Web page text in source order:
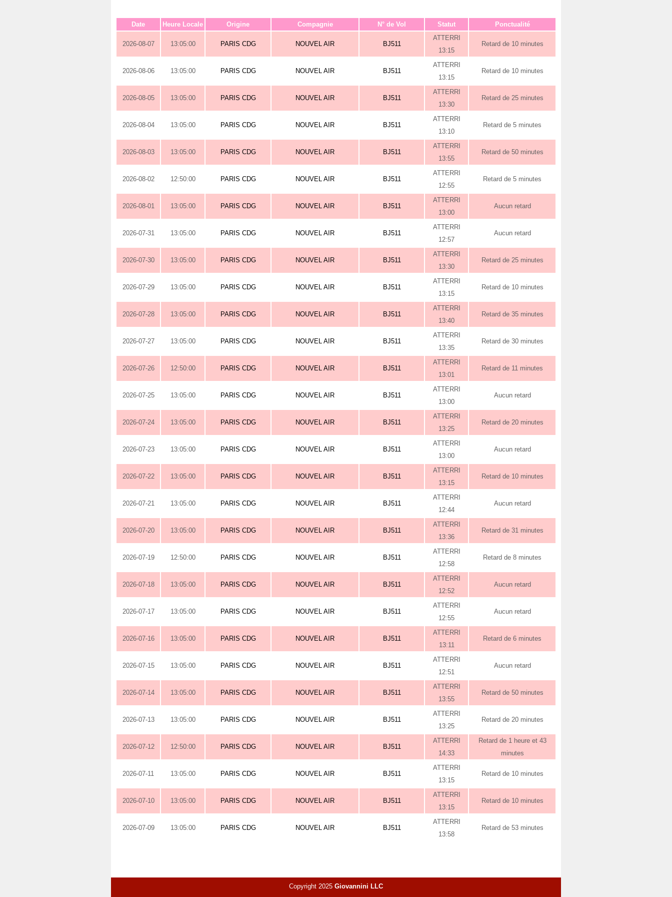
Date Heure Locale Origine Compagnie N° de Vol Statut Ponctualité
2026-08-07 13:05:00 PARIS CDG NOUVEL AIR BJ511
ATTERRI
13:15
Retard de 10 minutes
2026-08-06 13:05:00 PARIS CDG NOUVEL AIR BJ511
ATTERRI
13:15
Retard de 10 minutes
2026-08-05 13:05:00 PARIS CDG NOUVEL AIR BJ511
ATTERRI
13:30
Retard de 25 minutes
2026-08-04 13:05:00 PARIS CDG NOUVEL AIR BJ511
ATTERRI
13:10
Retard de 5 minutes
2026-08-03 13:05:00 PARIS CDG NOUVEL AIR BJ511
ATTERRI
13:55
Retard de 50 minutes
2026-08-02 12:50:00 PARIS CDG NOUVEL AIR BJ511
ATTERRI
12:55
Retard de 5 minutes
2026-08-01 13:05:00 PARIS CDG NOUVEL AIR BJ511
ATTERRI
13:00
Aucun retard
2026-07-31 13:05:00 PARIS CDG NOUVEL AIR BJ511
ATTERRI
12:57
Aucun retard
2026-07-30 13:05:00 PARIS CDG NOUVEL AIR BJ511
ATTERRI
13:30
Retard de 25 minutes
2026-07-29 13:05:00 PARIS CDG NOUVEL AIR BJ511
ATTERRI
13:15
Retard de 10 minutes
2026-07-28 13:05:00 PARIS CDG NOUVEL AIR BJ511
ATTERRI
13:40
Retard de 35 minutes
2026-07-27 13:05:00 PARIS CDG NOUVEL AIR BJ511
ATTERRI
13:35
Retard de 30 minutes
2026-07-26 12:50:00 PARIS CDG NOUVEL AIR BJ511
ATTERRI
13:01
Retard de 11 minutes
2026-07-25 13:05:00 PARIS CDG NOUVEL AIR BJ511
ATTERRI
13:00
Aucun retard
2026-07-24 13:05:00 PARIS CDG NOUVEL AIR BJ511
ATTERRI
13:25
Retard de 20 minutes
2026-07-23 13:05:00 PARIS CDG NOUVEL AIR BJ511
ATTERRI
13:00
Aucun retard
2026-07-22 13:05:00 PARIS CDG NOUVEL AIR BJ511
ATTERRI
13:15
Retard de 10 minutes
2026-07-21 13:05:00 PARIS CDG NOUVEL AIR BJ511
ATTERRI
12:44
Aucun retard
2026-07-20 13:05:00 PARIS CDG NOUVEL AIR BJ511
ATTERRI
13:36
Retard de 31 minutes
2026-07-19 12:50:00 PARIS CDG NOUVEL AIR BJ511
ATTERRI
12:58
Retard de 8 minutes
2026-07-18 13:05:00 PARIS CDG NOUVEL AIR BJ511
ATTERRI
12:52
Aucun retard
2026-07-17 13:05:00 PARIS CDG NOUVEL AIR BJ511
ATTERRI
12:55
Aucun retard
2026-07-16 13:05:00 PARIS CDG NOUVEL AIR BJ511
ATTERRI
13:11
Retard de 6 minutes
2026-07-15 13:05:00 PARIS CDG NOUVEL AIR BJ511
ATTERRI
12:51
Aucun retard
2026-07-14 13:05:00 PARIS CDG NOUVEL AIR BJ511
ATTERRI
13:55
Retard de 50 minutes
2026-07-13 13:05:00 PARIS CDG NOUVEL AIR BJ511
ATTERRI
13:25
Retard de 20 minutes
2026-07-12 12:50:00 PARIS CDG NOUVEL AIR BJ511
ATTERRI
14:33
Retard de 1 heure et 43
minutes
2026-07-11 13:05:00 PARIS CDG NOUVEL AIR BJ511
ATTERRI
13:15
Retard de 10 minutes
2026-07-10 13:05:00 PARIS CDG NOUVEL AIR BJ511
ATTERRI
13:15
Retard de 10 minutes
2026-07-09 13:05:00 PARIS CDG NOUVEL AIR BJ511
ATTERRI
13:58
Retard de 53 minutes
Copyright 2025 Giovannini LLC